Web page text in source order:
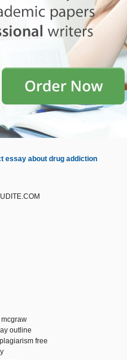
essay about drug addiction
outline
free